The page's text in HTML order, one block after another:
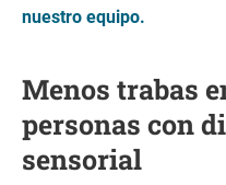
nuestro equipo.
Menos trabas
personas con
sensorial